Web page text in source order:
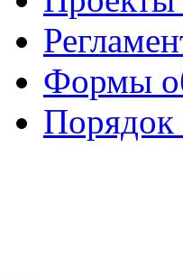
Формы
Порядок